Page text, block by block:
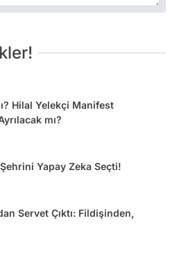
Hilal Yelekçi Manifest
mı?
Yapay Zeka Seçti!
Servet Çıktı: Fildişinden,